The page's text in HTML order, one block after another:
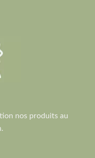
nos produits au